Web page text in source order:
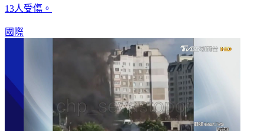
13人受傷。
國際